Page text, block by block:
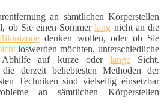
an sämtlichen Körperstellen
ob Sie einen Sommerlang nicht an die
denken wollen, oder ob Sie
loswerden möchten, unterschiedliche
Abhilfe auf kurze oder langeSicht.
derzeit beliebtesten Methoden der
Techniken sind vielseitig einsetzbar
an sämtlichen Körperstellen